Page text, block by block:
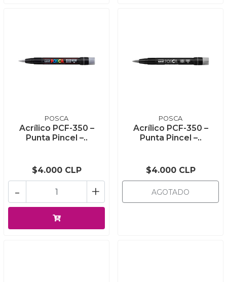
POSCA
Acrílico PCF-350 –
Punta Pincel –..
$4.000 CLP
+
-
POSCA
Acrílico PCF-350 –
Punta Pincel –..
$4.000 CLP
AGOTADO